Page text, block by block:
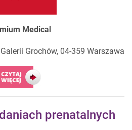
Medical
Grochów, 04-359 Warszawa
prenatalnych